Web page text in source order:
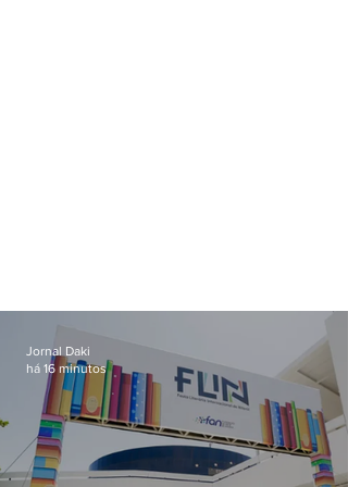
Jornal Daki
há 16 minutos